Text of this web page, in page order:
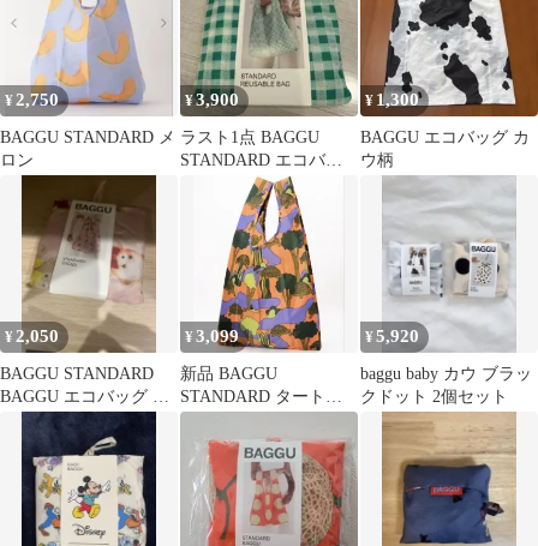
¥2,750
BAGGU STANDARD メ
ロン
¥3,900
ラスト1点 BAGGU
STANDARD エコバッ
グ ギンガムチェック グ
¥ 1,300
BAGGU エコバッグ カ
ウ柄
¥ 2,050
BAGGU STANDARD
BAGGU エコバッグ テ
ディベア柄
¥3,099
新品 BAGGU
STANDARD タートル
エコバッグ
¥5,920
baggu baby カウ ブラッ
クドット 2個セット